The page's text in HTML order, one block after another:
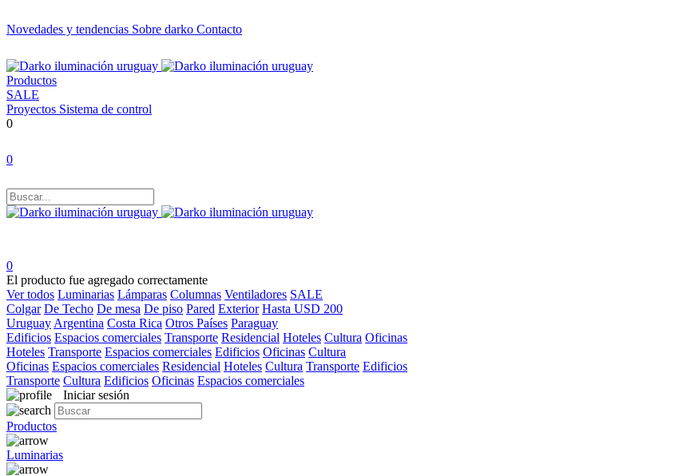
Novedades y tendencias Sobre darko Contacto
Productos
SALE
Proyectos Sistema de control
0
0
0
El producto fue agregado correctamente
Ver todos Luminarias Lámparas Columnas Ventiladores SALE
Colgar De Techo De mesa De piso Pared Exterior Hasta USD 200
Uruguay Argentina Costa Rica Otros Países Paraguay
Edificios Espacios comerciales Transporte Residencial Hoteles Cultura Oficinas
Hoteles Transporte Espacios comerciales Edificios Oficinas Cultura
Oficinas Espacios comerciales Residencial Hoteles Cultura Transporte Edificios
Transporte Cultura Edificios Oficinas Espacios comerciales
Iniciar sesión
Productos
Luminarias